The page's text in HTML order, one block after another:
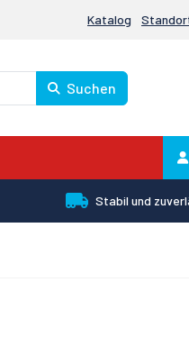
Katalog
Suchen
Stabil und